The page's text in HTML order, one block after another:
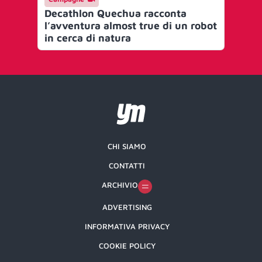
Decathlon Quechua racconta
l’avventura almost true di un robot
in cerca di natura
CHI SIAMO
CONTATTI
ARCHIVIO
ADVERTISING
INFORMATIVA PRIVACY
COOKIE POLICY